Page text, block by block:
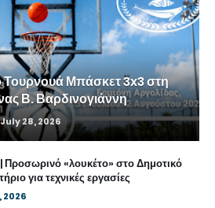
Τουρνουά Μπάσκετ 3x3 στη
Β. Βαρδινογιάννη
July 28, 2026
Προσωρινό «λουκέτο» στο Δημοτικό
για τεχνικές εργασίες
2026